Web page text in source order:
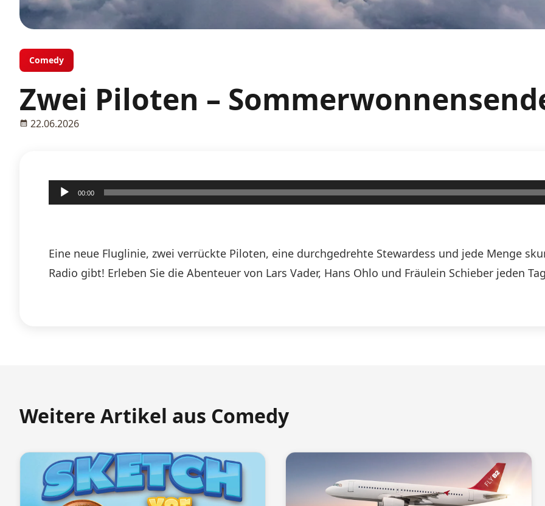
Comedy
Zwei Piloten –
22.06.2026
Audio-
Player
00:00
Eine neue Fluglinie, zwei verrückte Piloten, eine durchgedrehte Stewardess und jede Menge
Radio gibt! Erleben Sie die Abenteuer von Lars Vader, Hans Ohlo und Fräulein Schieber jeden
Weitere Artikel aus Comedy